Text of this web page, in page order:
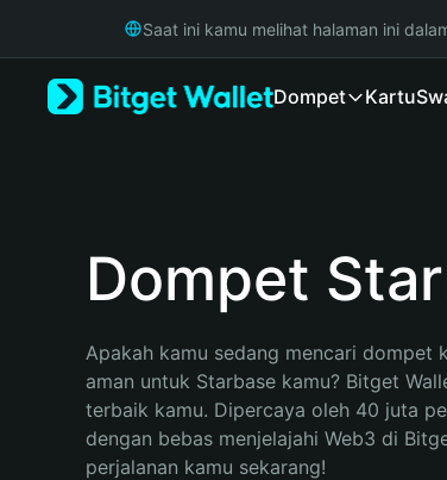
Русский
Bahasa Indonesia
Saat ini kamu melihat halaman ini
Dompet Kartu
Dompet
Apakah kamu sedang mencari dompet
aman untuk Starbase kamu? Bitget
terbaik kamu. Dipercaya oleh 40 juta
dengan bebas menjelajahi Web3 di
perjalanan kamu sekarang!